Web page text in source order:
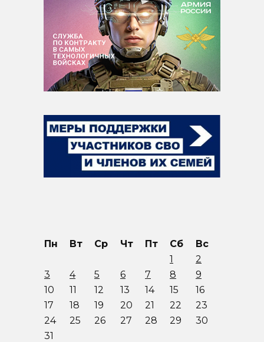
Пн Вт Ср Чт Пт Сб
Вс
1
2
3
4 5 6 7 8
9
10
11 12 13 14 15
16
17
18 19 20 21 22
23
24
25 26 27 28 29
30
31